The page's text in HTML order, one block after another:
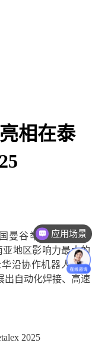
相在泰
曼谷举办的Metalex
亚地区影响力最大的
沿协作机器人在高
出自动化焊接、高速
应用场景